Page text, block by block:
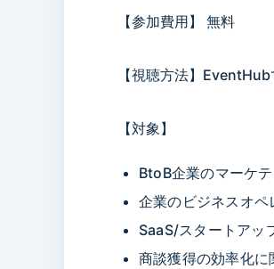
【参加費用】 無料
【視聴方法】
【対象】
BtoB企業のマーケ
企業のビジネスオ
SaaS/スタートアッ
商談獲得の効率化